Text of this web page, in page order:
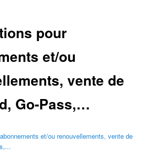
pour
et/ou
vente de
Go-Pass,…
et/ou renouvellements, vente de